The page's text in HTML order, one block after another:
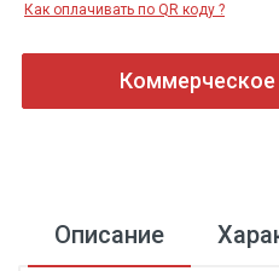
Как оплачивать по QR коду ?
Описание